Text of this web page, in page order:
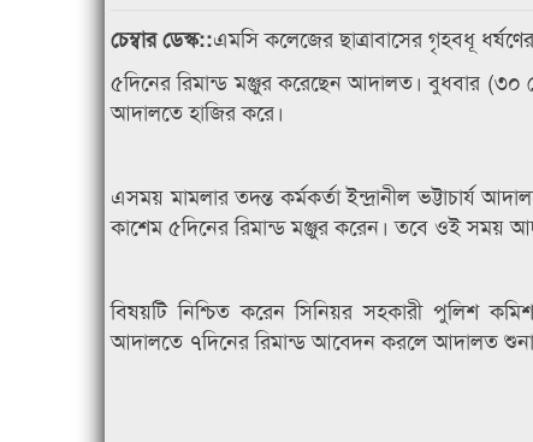
চেম্বার ডেস্ক::এমসি কলেজের ছাত্রাবাসের গৃহবধূ
৫দিনের রিমান্ড মঞ্জুর করেছেন আদালত। বুধবার (৩০
আদালতে হাজির করে।
এসময় মামলার তদন্ত কর্মকর্তা ইন্দ্রানীল
কাশেম ৫দিনের রিমান্ড মঞ্জুর করেন। তবে ওই সময়
বিষয়টি নিশ্চিত করেন সিনিয়র সহকারী পুলিশ
আদালতে ৭দিনের রিমান্ড আবেদন করলে আদালত